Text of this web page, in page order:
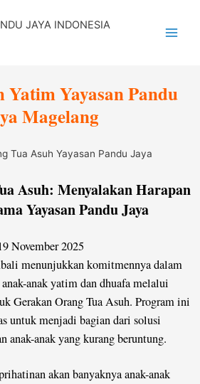
JAYA INDONESIA
Yatim Yayasan Pandu
Magelang
Asuh: Menyalakan Harapan
Yayasan Pandu Jaya
November 2025
menunjukkan komitmennya dalam
anak yatim dan dhuafa melalui
Gerakan Orang Tua Asuh. Program ini
untuk menjadi bagian dari solusi
anak-anak yang kurang beruntung.
akan banyaknya anak-anak